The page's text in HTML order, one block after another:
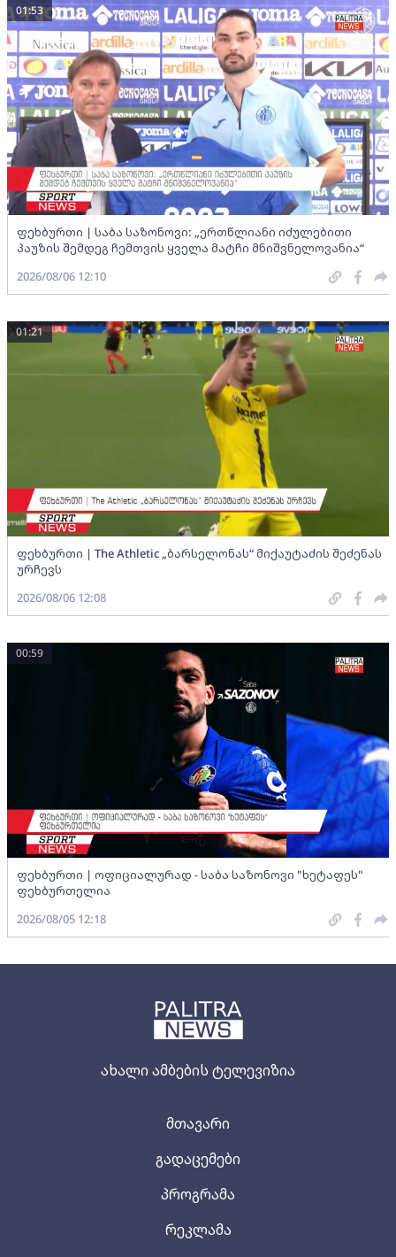
ახალი ამბების ტელევიზია
მთავარი
გადაცემები
პროგრამა
რეკლამა
ფეხბურთი | საბა საზონოვი: „ერთწლიანი იძულებითი
პაუზის შემდეგ ჩემთვის ყველა მატჩი მნიშვნელოვანია“
01:53
2026/08/06 12:10
ფეხბურთი | The Athletic „ბარსელონას“ მიქაუტაძის შეძენას
ურჩევს
01:21
2026/08/06 12:08
ფეხბურთი | ოფიციალურად - საბა საზონოვი "ხეტაფეს"
ფეხბურთელია
00:59
2026/08/05 12:18